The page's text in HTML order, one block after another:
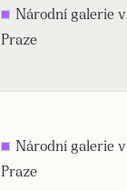
Národní galerie v
Praze
Národní galerie v
Praze